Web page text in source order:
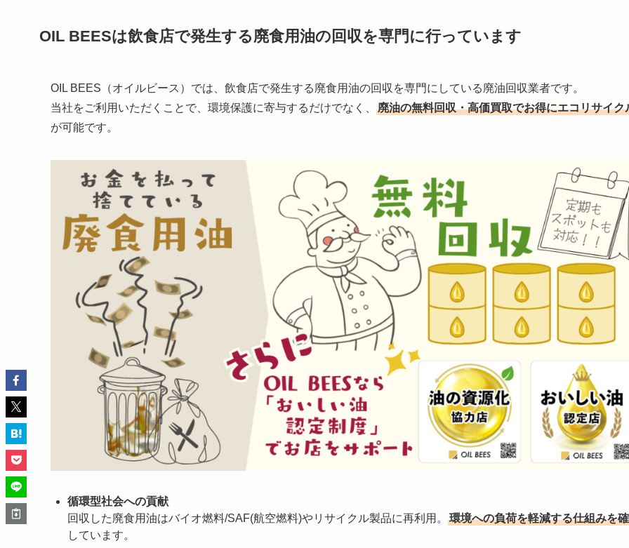
OIL BEESは飲食店で発生する廃食用油の回収を専門に行っています
OIL BEES（オイルビース）では、飲食店で発生する廃食用油の回収を専門にしている廃油回収業者です。
当社をご利用いただくことで、環境保護に寄与するだけでなく、
廃油の無料回収・高価買取でお得にエコリサイク
が可能です。
循環型社会への貢献
回収した廃食用油はバイオ燃料/SAF(航空燃料)やリサイクル製品に再利用。
環境への負荷を軽減する仕組みを
しています。